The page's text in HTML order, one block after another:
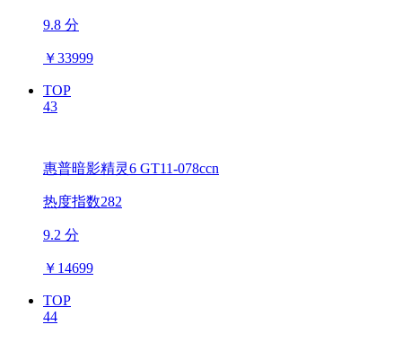
9.8 分
￥33999
TOP
43
惠普暗影精灵6 GT11-078ccn
热度指数282
9.2 分
￥ 14699
TOP
44